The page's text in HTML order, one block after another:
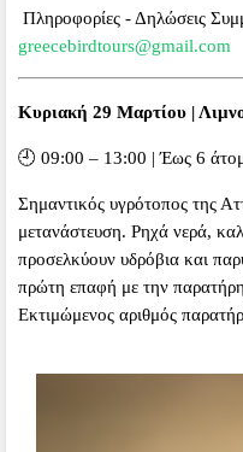
Πληροφορίες - Δηλώσεις
greecebirdtours@gmail.com
Κυριακή 29 Μαρτίου |
🕘 09:00 – 13:00 | Έως 6
Σημαντικός υγρότοπος της
μετανάστευση. Ρηχά νερά,
προσελκύουν υδρόβια και
πρώτη επαφή με την
Εκτιμώμενος αριθμός